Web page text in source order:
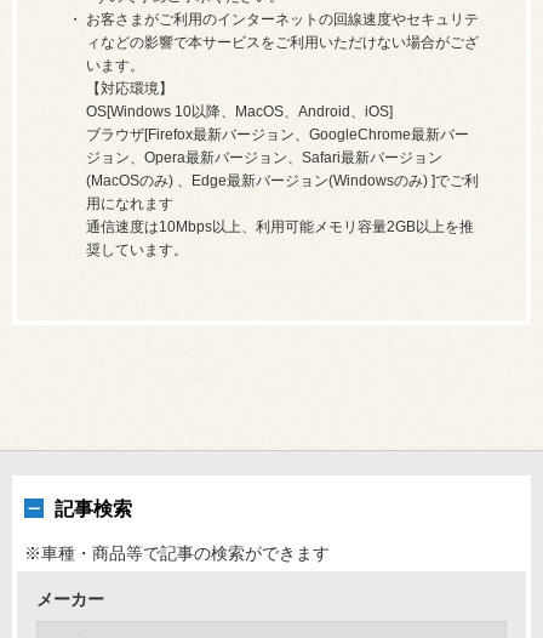
お客さまがご利用のインターネットの回線速度やセキュリテ
ィなどの影響で本サービスをご利用いただけない場合がござ
います。
【対応環境】
OS[Windows 10以降、MacOS、Android、iOS]
ブラウザ[Firefox最新バージョン、GoogleChrome最新バー
ジョン、Opera最新バージョン、Safari最新バージョン
(MacOSのみ) 、Edge最新バージョン(Windowsのみ) ]でご利
用になれます
通信速度は10Mbps以上、利用可能メモリ容量2GB以上を推
奨しています。
記事検索
※車種・商品等で記事の検索ができます
メーカー